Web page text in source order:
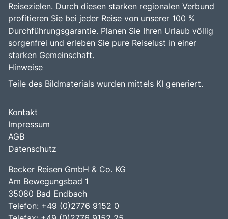
Reisezielen. Durch diesen starken regionalen Verbund
profitieren Sie bei jeder Reise von unserer 100 %
Durchführungsgarantie. Planen Sie Ihren Urlaub völlig
sorgenfrei und erleben Sie pure Reiselust in einer
starken Gemeinschaft.
Hinweise
Teile des Bildmaterials wurden mittels KI generiert.
Kontakt
Impressum
AGB
Datenschutz
Becker Reisen GmbH & Co. KG
Am Bewegungsbad 1
35080 Bad Endbach
Telefon: +49 (0)2776 9152 0